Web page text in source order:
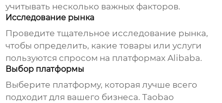
учитывать несколько важных факторов.
Исследование рынка
Проведите тщательное исследование рынка,
чтобы определить, какие товары или услуги
пользуются спросом на платформах Alibaba.
Выбор платформы
Выберите платформу, которая лучше всего
подходит для вашего бизнеса. Taobao